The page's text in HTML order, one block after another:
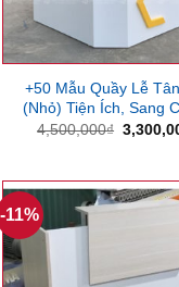
+50 Mẫu Quầy Lễ
(Nhỏ) Tiện Ích, Sang
4,500,000₫ Giá
-11%